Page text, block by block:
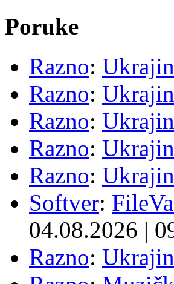
Poruke
Razno:
Razno:
Razno:
Razno:
Razno:
Softver:
04.08.2026 |
Razno: